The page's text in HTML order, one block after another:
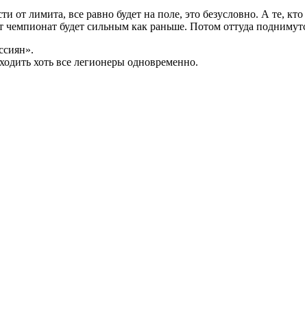
от лимита, все равно будет на поле, это безусловно. А те,
будет сильным как раньше. Потом оттуда
хоть все легионеры одновременно.